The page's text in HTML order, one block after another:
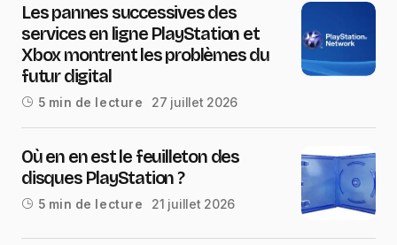
Les pannes successives des
services en ligne PlayStation et
Xbox montrent les problèmes du
futur digital
5 min de lecture 27 juillet 2026
Où en en est le feuilleton des
disques PlayStation ?
5 min de lecture 21 juillet 2026